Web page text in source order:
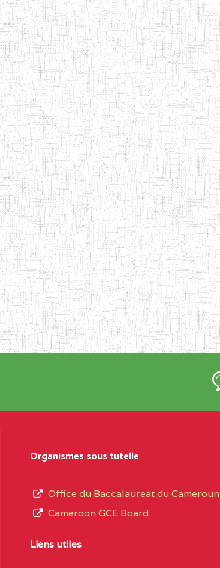
Organismes sous tutelle
Office du Baccalaureat du Cameroun
Cameroon GCE Board
Liens utiles